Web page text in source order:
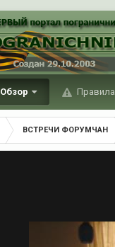
Обзор Правила
ВСТРЕЧИ ФОРУМЧАН